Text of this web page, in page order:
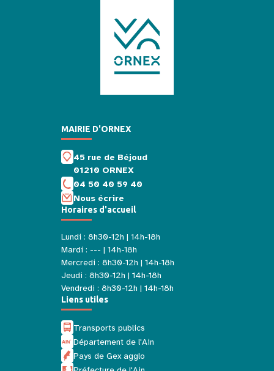
MAIRIE D'ORNEX
45 rue de Béjoud
01210 ORNEX
04 50 40 59 40
Nous écrire
Horaires d'accueil
Lundi : 8h30-12h | 14h-18h
Mardi : --- | 14h-18h
Mercredi : 8h30-12h | 14h-18h
Jeudi : 8h30-12h | 14h-18h
Vendredi : 8h30-12h | 14h-18h
Liens utiles
Transports publics
Département de l'Ain
Pays de Gex agglo